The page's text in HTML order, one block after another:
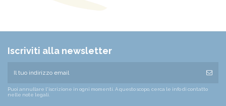
Iscriviti alla newsletter
Puoi annullare l'iscrizione in ogni momenti. A questo scopo, cerca le info di contatto
nelle note legali.